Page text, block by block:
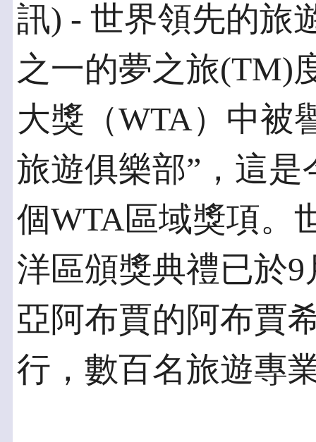
訊) - 世界領先的旅
之一的夢之旅(TM)
大獎（WTA）中被
旅遊俱樂部”，這
個WTA區域獎項。
洋區頒獎典禮已於
亞阿布賈的阿布賈
行，數百名旅遊專